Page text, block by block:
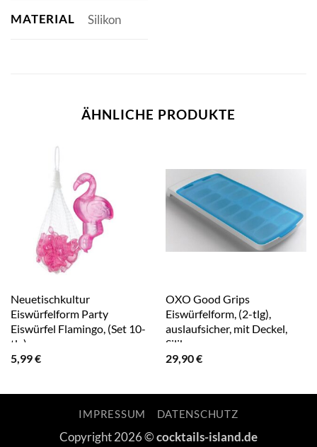
MATERIAL Silikon
ÄHNLICHE PRODUKTE
Neuetischkultur
Eiswürfelform Party
Eiswürfel Flamingo, (Set 10-
tlg)
5,99€
OXO Good Grips
Eiswürfelform, (2-tlg),
auslaufsicher, mit Deckel,
Silikon
29,90€
IMPRESSUM DATENSCHUTZ
Copyright 2026 ©cocktails-island.de